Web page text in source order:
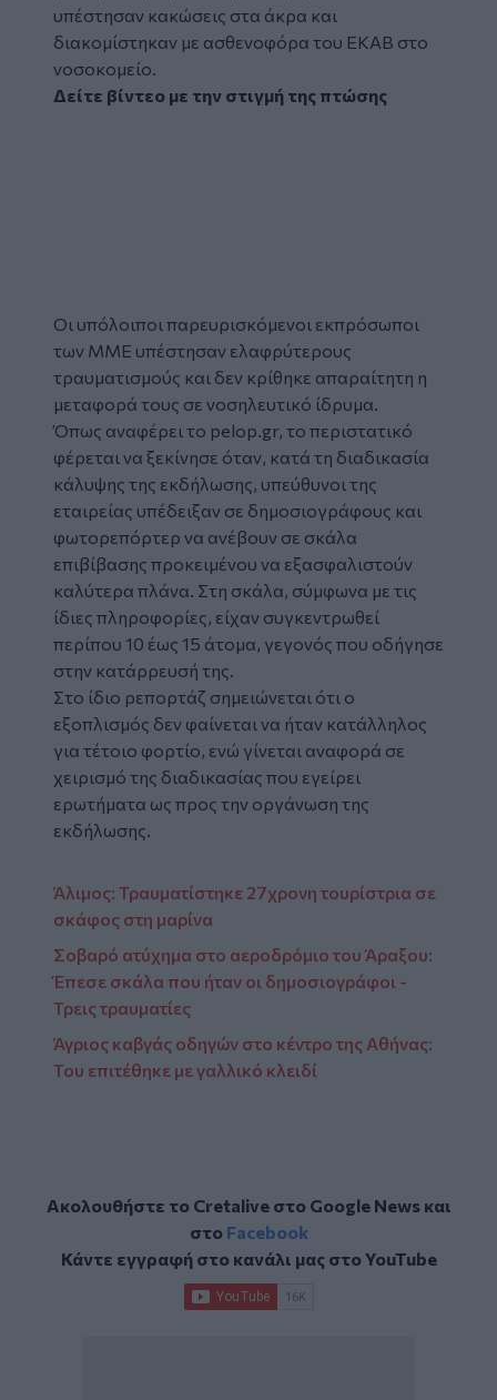
υπέστησαν κακώσεις στα άκρα και
διακομίστηκαν με ασθενοφόρα του ΕΚΑΒ στο
νοσοκομείο.
Δείτε βίντεο με την στιγμή της πτώσης
Οι υπόλοιποι παρευρισκόμενοι εκπρόσωποι
των ΜΜΕ υπέστησαν ελαφρύτερους
τραυματισμούς και δεν κρίθηκε απαραίτητη η
μεταφορά τους σε νοσηλευτικό ίδρυμα.
Όπως αναφέρει το pelop.gr, το περιστατικό
φέρεται να ξεκίνησε όταν, κατά τη διαδικασία
κάλυψης της εκδήλωσης, υπεύθυνοι της
εταιρείας υπέδειξαν σε δημοσιογράφους και
φωτορεπόρτερ να ανέβουν σε σκάλα
επιβίβασης προκειμένου να εξασφαλιστούν
καλύτερα πλάνα. Στη σκάλα, σύμφωνα με τις
ίδιες πληροφορίες, είχαν συγκεντρωθεί
περίπου 10 έως 15 άτομα, γεγονός που οδήγησε
στην κατάρρευσή της.
Στο ίδιο ρεπορτάζ σημειώνεται ότι ο
εξοπλισμός δεν φαίνεται να ήταν κατάλληλος
για τέτοιο φορτίο, ενώ γίνεται αναφορά σε
χειρισμό της διαδικασίας που εγείρει
ερωτήματα ως προς την οργάνωση της
εκδήλωσης.
Άλιμος: Τραυματίστηκε 27χρονη τουρίστρια σε
σκάφος στη μαρίνα
Σοβαρό ατύχημα στο αεροδρόμιο του Άραξου:
Έπεσε σκάλα που ήταν οι δημοσιογράφοι -
Τρεις τραυματίες
Άγριος καβγάς οδηγών στο κέντρο της Αθήνας:
Του επιτέθηκε με γαλλικό κλειδί
Ακολουθήστε το Cretalive στο Google Newsκαι
στο Facebook
Κάντε εγγραφή στο κανάλι μας στοYouTube